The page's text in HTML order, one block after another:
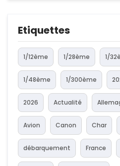
Etiquettes
1/12ème 1/28ème 1/
1/48ème 1/300ème
2026 Actualité
Avion Canon Char
débarquement France